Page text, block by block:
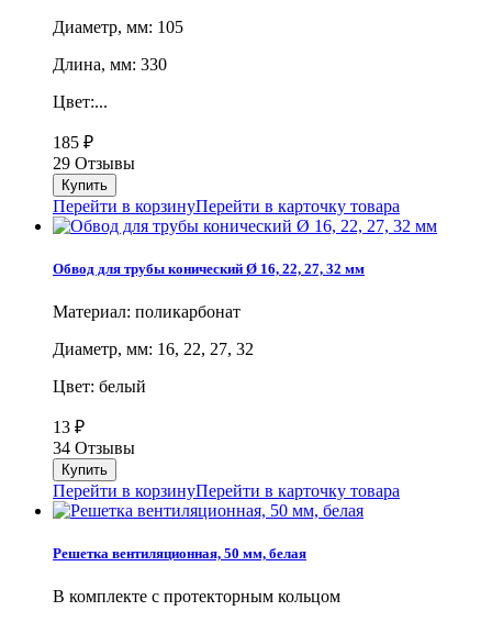
Диаметр, мм: 105
Длина, мм: 330
Цвет:...
185 ₽
29 Отзывы
Перейти в корзинуПерейти в карточку товара
Обвод для трубы конический Ø 16, 22, 27, 32 мм
Материал: поликарбонат
Диаметр, мм: 16, 22, 27, 32
Цвет: белый
13 ₽
34 Отзывы
Перейти в корзинуПерейти в карточку товара
Решетка вентиляционная, 50 мм, белая
В комплекте с протекторным кольцом